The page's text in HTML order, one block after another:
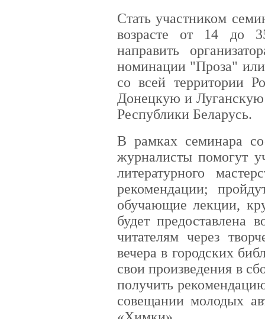
Стать участником
возрасте от 14 до
направить
номинации "Проза"
со всей территории
Донецкую и
Республики Беларусь.
В рамках семинара
журналисты помогут
литературного
рекомендации;
обучающие лекции,
будет предоставлена
читателям через
вечера в городских
свои произведения в
получить
совещании молодых